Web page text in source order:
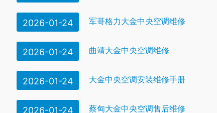
2026-01-24 军哥格力大金中央空调维修
2026-01-24 曲靖大金中央空调维修
2026-01-24 大金中央空调安装维修手册
2026-01-24 蔡甸大金中央空调售后维修